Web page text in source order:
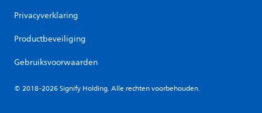
Privacyverklaring
Productbeveiliging
Gebruiksvoorwaarden
© 2018-2026 Signify Holding. Alle rechten voorbehouden.